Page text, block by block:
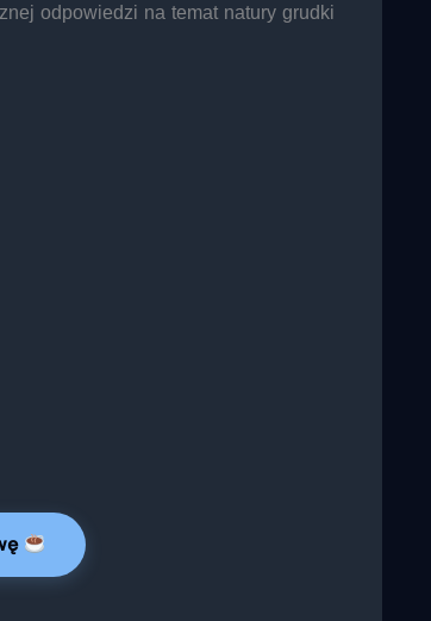
odpowiedzi na temat natury grudki